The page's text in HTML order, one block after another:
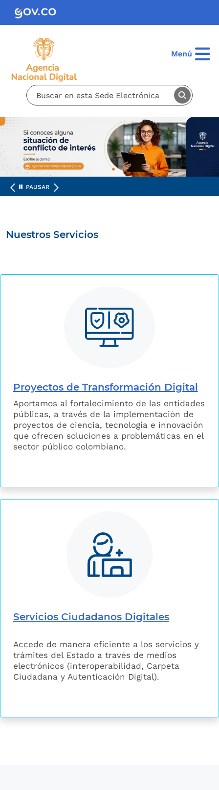
Pasar al contenido principal
Menú
PAUSAR
Nuestros Servicios
Proyectos de Transformación Digital
Aportamos al fortalecimiento de las entidades
públicas, a través de la implementación de
proyectos de ciencia, tecnología e innovación
que ofrecen soluciones a problemáticas en el
sector público colombiano.
Servicios Ciudadanos Digitales
Accede de manera eficiente a los servicios y
trámites del Estado a través de medios
electrónicos (interoperabilidad, Carpeta
Ciudadana y Autenticación Digital).